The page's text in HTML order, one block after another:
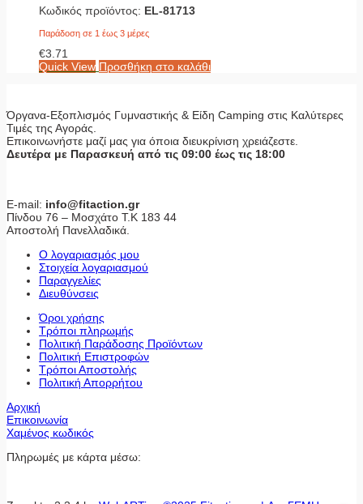
Κωδικός προϊόντος: EL-81713
Παράδοση σε 1 έως 3 μέρες
€3.71
Quick View Προσθήκη στο καλάθι
Όργανα-Εξοπλισμός Γυμναστικής & Είδη Camping στις Καλύτερες
Τιμές της Αγοράς.
Επικοινωνήστε μαζί μας για όποια διευκρίνιση χρειάζεστε.
Δευτέρα με Παρασκευή από τις 09:00 έως τις 18:00
E-mail: info@fitaction.gr
Πίνδου 76 – Μοσχάτο Τ.Κ 183 44
Αποστολή Πανελλαδικά.
Ο λογαριασμός μου
Στοιχεία λογαριασμού
Παραγγελίες
Διευθύνσεις
Όροι χρήσης
Τρόποι πληρωμής
Πολιτική Παράδοσης Προϊόντων
Πολιτική Επιστροφών
Τρόποι Αποστολής
Πολιτική Απορρήτου
Αρχική
Επικοινωνία
Χαμένος κωδικός
Πληρωμές με κάρτα μέσω: